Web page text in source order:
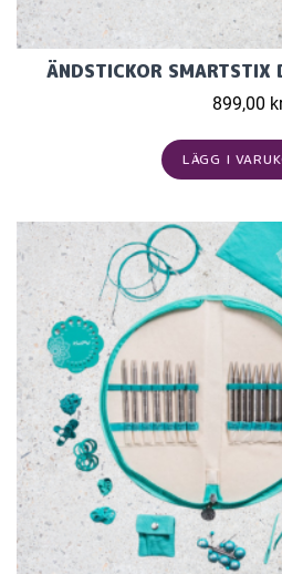
ÄNDSTICKOR SMARTSTIX
899,00
LÄGG I